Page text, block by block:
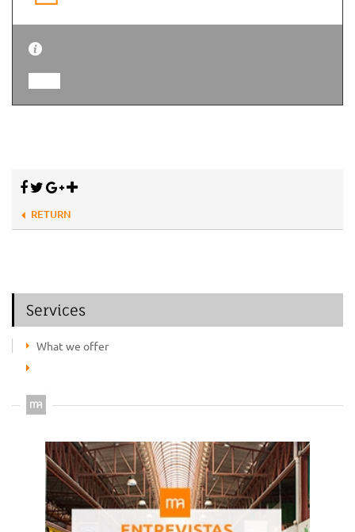
RETURN
Services
What we offer